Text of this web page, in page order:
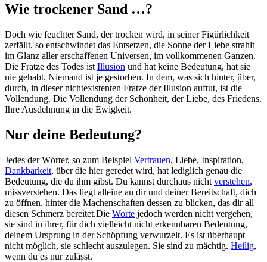
Wie trockener Sand …?
Doch wie feuchter Sand, der trocken wird, in seiner Figürlichkeit
zerfällt, so entschwindet das Entsetzen, die Sonne der Liebe strahlt
im Glanz aller erschaffenen Universen, im vollkommenen Ganzen.
Die Fratze des Todes ist Illusion und hat keine Bedeutung, hat sie
nie gehabt. Niemand ist je gestorben. In dem, was sich hinter, über,
durch, in dieser nichtexistenten Fratze der Illusion auftut, ist die
Vollendung. Die Vollendung der Schönheit, der Liebe, des Friedens.
Ihre Ausdehnung in die Ewigkeit.
Nur deine Bedeutung?
Jedes der Wörter, so zum Beispiel Vertrauen, Liebe, Inspiration,
Dankbarkeit, über die hier geredet wird, hat lediglich genau die
Bedeutung, die du ihm gibst. Du kannst durchaus nicht verstehen,
missverstehen. Das liegt alleine an dir und deiner Bereitschaft, dich
zu öffnen, hinter die Machenschaften dessen zu blicken, das dir all
diesen Schmerz bereitet.Die Worte jedoch werden nicht vergehen,
sie sind in ihrer, für dich vielleicht nicht erkennbaren Bedeutung,
deinem Ursprung in der Schöpfung verwurzelt. Es ist überhaupt
nicht möglich, sie schlecht auszulegen. Sie sind zu mächtig. Heilig,
wenn du es nur zulässt.